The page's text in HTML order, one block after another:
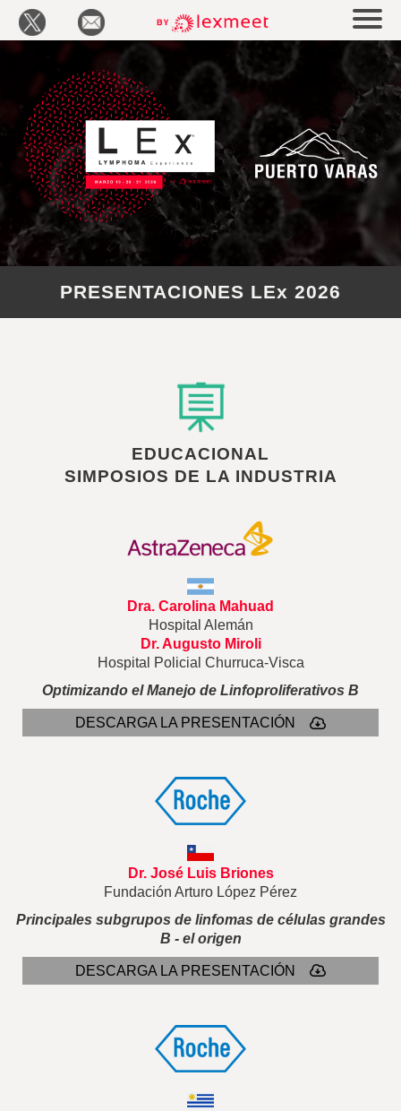
PRESENTACIONES LEx 2026
EDUCACIONAL
SIMPOSIOS DE LA INDUSTRIA
Dra. Carolina Mahuad
Hospital Alemán
Dr. Augusto Miroli
Hospital Policial Churruca-Visca
Optimizando el Manejo de Linfoproliferativos B
DESCARGA LA PRESENTACIÓN
Dr. José Luis Briones
Fundación Arturo López Pérez
Principales subgrupos de linfomas de células grandes
B - el origen
DESCARGA LA PRESENTACIÓN